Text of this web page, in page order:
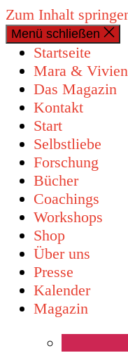
Zum Inhalt
Menü schließen
Startseite
Mara & Vivien
Das Magazin
Kontakt
Start
Selbstliebe
Forschung
Bücher
Coachings
Workshops
Shop
Über uns
Presse
Kalender
Magazin